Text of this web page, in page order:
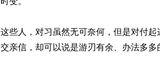
这些人，对习虽然无可奈何，但是对付
交亲信，却可以说是游刃有余、办法多多